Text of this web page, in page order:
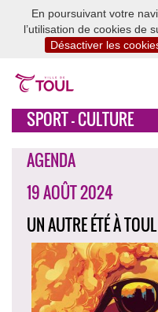
En poursuivant votre
l’utilisation de cookies de
Désactiver les
SPORT - CULTURE
AGENDA
19 AOÛT 2024
UN AUTRE ÉTÉ À TOUL